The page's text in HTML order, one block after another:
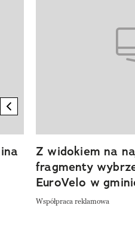
previous element
Z widokiem na
fragmenty
EuroVelo w
Współpraca reklamowa